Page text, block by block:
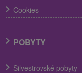
Cookies
POBYTY
Silvestrovské pobyty